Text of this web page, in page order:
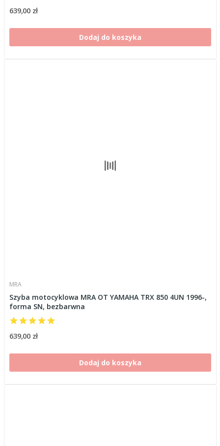
639,00 zł
Dodaj do koszyka
MRA
Szyba motocyklowa MRA OT YAMAHA TRX 850 4UN 1996-,
forma SN, bezbarwna
639,00 zł
Dodaj do koszyka